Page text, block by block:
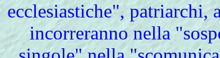
ecclesiastiche", patriarchi,
incorreranno nella